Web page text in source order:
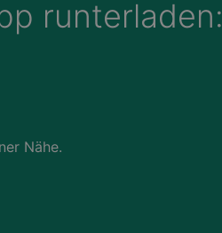
runterladen:
Nähe.